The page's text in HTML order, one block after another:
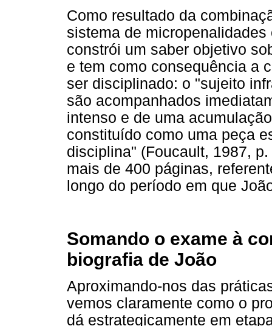
Como resultado da
sistema de
constrói um saber objetivo
e tem como consequência a
ser disciplinado: o "sujeito
são acompanhados
intenso e de uma
constituído como uma peça
disciplina" (Foucault, 1987,
mais de 400 páginas,
longo do período em que
Somando o exame à
biografia de João
Aproximando-nos das
vemos claramente como o
dá estrategicamente em